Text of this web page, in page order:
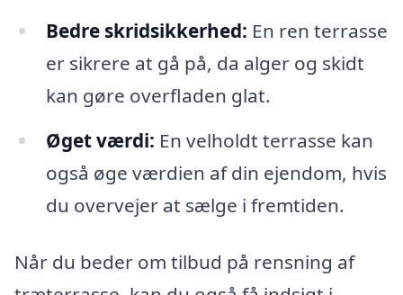
Bedre skridsikkerhed: En ren terrasse
er sikrere at gå på, da alger og skidt
kan gøre overfladen glat.
Øget værdi: En velholdt terrasse kan
også øge værdien af din ejendom, hvis
du overvejer at sælge i fremtiden.
Når du beder om tilbud på rensning af